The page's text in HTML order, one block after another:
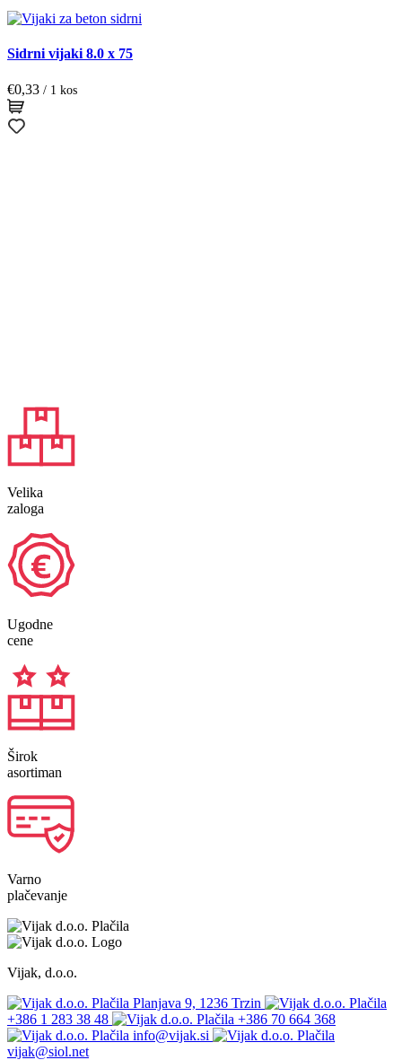
Sidrni vijaki 8.0 x 75
€0,33 / 1 kos
Velika
zaloga
Ugodne
cene
Širok
asortiman
Varno
plačevanje
Vijak, d.o.o.
Planjava 9, 1236 Trzin
+386 1 283 38 48
+386 70 664 368
info@vijak.si
vijak@siol.net